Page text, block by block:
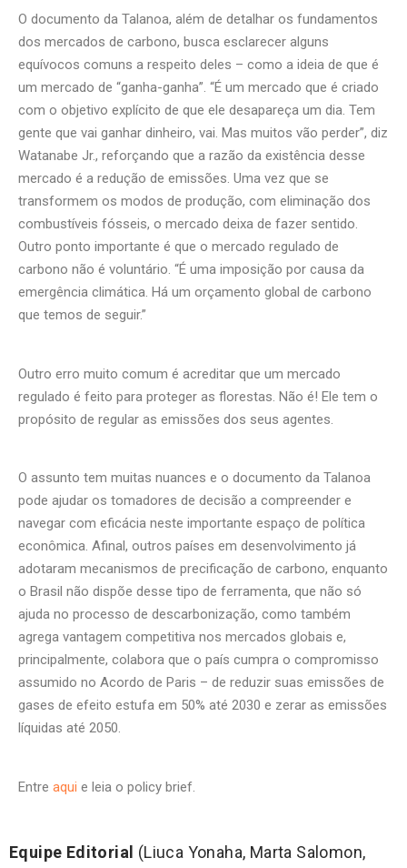
O documento da Talanoa, além de detalhar os fundamentos
dos mercados de carbono, busca esclarecer alguns
equívocos comuns a respeito deles – como a ideia de que é
um mercado de “ganha-ganha”. “É um mercado que é criado
com o objetivo explícito de que ele desapareça um dia. Tem
gente que vai ganhar dinheiro, vai. Mas muitos vão perder”, diz
Watanabe Jr., reforçando que a razão da existência desse
mercado é a redução de emissões. Uma vez que se
transformem os modos de produção, com eliminação dos
combustíveis fósseis, o mercado deixa de fazer sentido.
Outro ponto importante é que o mercado regulado de
carbono não é voluntário. “É uma imposição por causa da
emergência climática. Há um orçamento global de carbono
que temos de seguir.”
Outro erro muito comum é acreditar que um mercado
regulado é feito para proteger as florestas. Não é! Ele tem o
propósito de regular as emissões dos seus agentes.
O assunto tem muitas nuances e o documento da Talanoa
pode ajudar os tomadores de decisão a compreender e
navegar com eficácia neste importante espaço de política
econômica. Afinal, outros países em desenvolvimento já
adotaram mecanismos de precificação de carbono, enquanto
o Brasil não dispõe desse tipo de ferramenta, que não só
ajuda no processo de descarbonização, como também
agrega vantagem competitiva nos mercados globais e,
principalmente, colabora que o país cumpra o compromisso
assumido no Acordo de Paris – de reduzir suas emissões de
gases de efeito estufa em 50% até 2030 e zerar as emissões
líquidas até 2050.
Entre aqui e leia o policy brief.
Equipe Editorial (Liuca Yonaha, Marta Salomon,